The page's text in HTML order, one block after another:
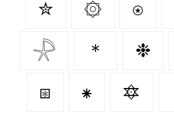
✮ ۞ ⍟
𓇻 ＊ ❉
⧆ ⁕ 🔯